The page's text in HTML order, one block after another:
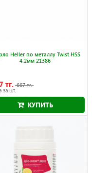
Heller по металлу Twist HSS
4.2мм 21386
тг. 667 тг.
за шт.
Акция действует до 30.09.2026
КУПИТЬ